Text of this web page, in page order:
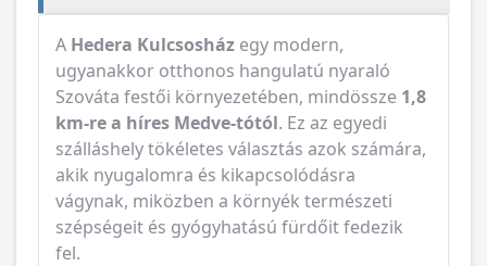
A Hedera Kulcsosház egy modern,
ugyanakkor otthonos hangulatú nyaraló
Szováta festői környezetében, mindössze 1,8
km-re a híres Medve-tótól. Ez az egyedi
szálláshely tökéletes választás azok számára,
akik nyugalomra és kikapcsolódásra
vágynak, miközben a környék természeti
szépségeit és gyógyhatású fürdőit fedezik
fel.